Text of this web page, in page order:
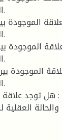
توجد علاقة
والحالة